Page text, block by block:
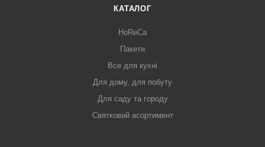
КАТАЛОГ
HoReCa
Пакети
Все для кухні
Для дому, для побуту
Для саду та городу
Святковий асортимент